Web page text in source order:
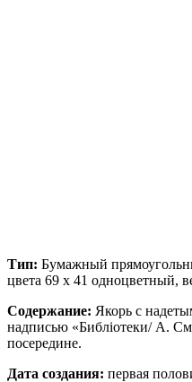
Тип: Бумажный
цвета 69 х 41 одноцветный,
Содержание: Якорь с
надписью «Библiотеки/ А.
посередине.
Дата создания: первая